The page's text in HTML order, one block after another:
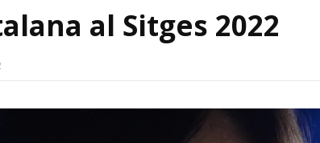
al Sitges 2022